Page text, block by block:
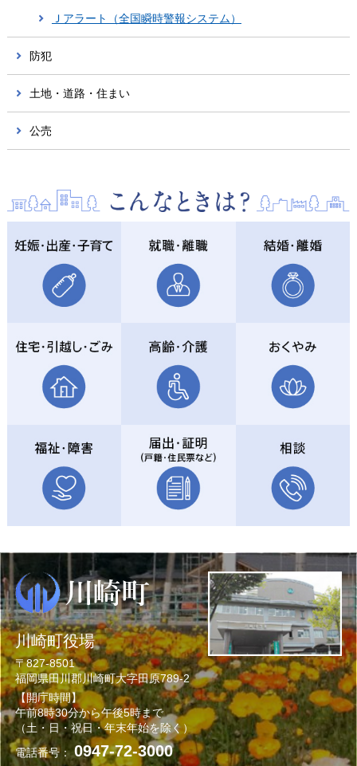
Ｊアラート（全国瞬時警報システム）
防犯
土地・道路・住まい
公売
川崎町役場
〒827-8501
福岡県田川郡川崎町大字田原789-2
【開庁時間】
午前8時30分から午後5時まで
（土・日・祝日・年末年始を除く）
電話番号：0947-72-3000